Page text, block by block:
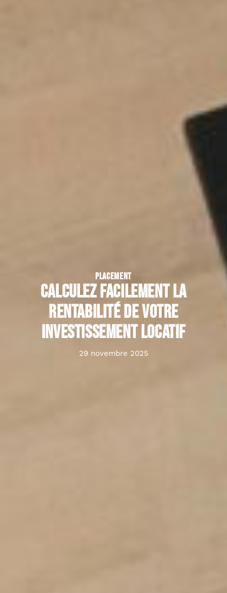
PLACEMENT
Calculez facilement la
rentabilité de votre
investissement locatif
29 novembre 2025